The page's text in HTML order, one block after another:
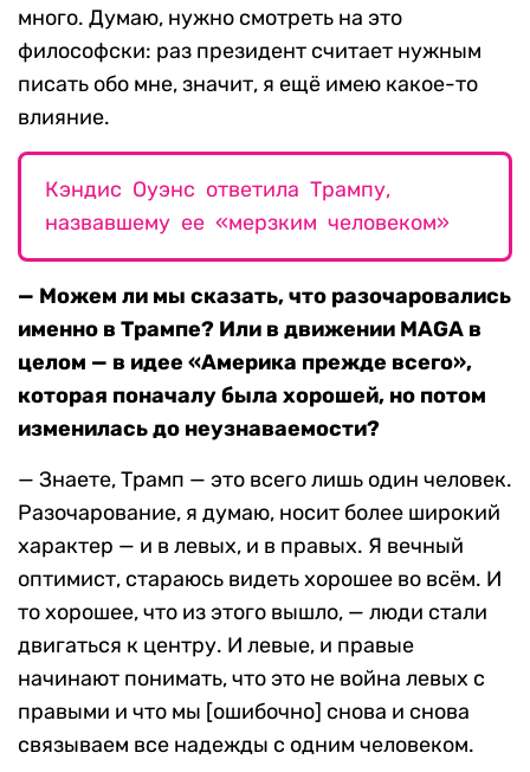
много. Думаю, нужно смотреть на это
философски: раз президент считает нужным
писать обо мне, значит, я ещё имею какое-то
влияние.
Кэндис Оуэнс ответила Трампу,
назвавшему ее «мерзким человеком»
— Можем ли мы сказать, что разочаровались
именно в Трампе? Или в движении MAGA в
целом — в идее «Америка прежде всего»,
которая поначалу была хорошей, но потом
изменилась до неузнаваемости?
— Знаете, Трамп — это всего лишь один человек.
Разочарование, я думаю, носит более широкий
характер — и в левых, и в правых. Я вечный
оптимист, стараюсь видеть хорошее во всём. И
то хорошее, что из этого вышло, — люди стали
двигаться к центру. И левые, и правые
начинают понимать, что это не война левых с
правыми и что мы [ошибочно] снова и снова
связываем все надежды с одним человеком.